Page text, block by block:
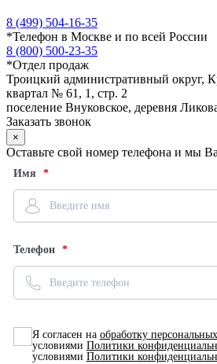
8 (499) 504-16-35
*Телефон в Москве и по всей России
8 (800) 500-23-35
*Отдел продаж
Троицкий административный округ,
квартал № 61, 1, стр. 2
поселение Внуковское, деревня
Заказать звонок
×
Оставьте свой номер телефона и мы
Имя
Телефон
Я согласен на обработку
условиями Политики
условиями Политики